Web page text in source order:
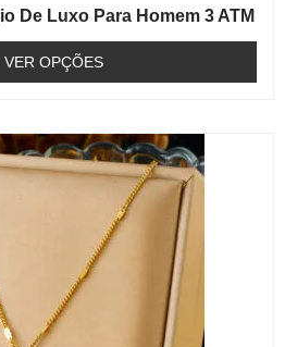
De Luxo Para Homem 3 ATM
VER OPÇÕES